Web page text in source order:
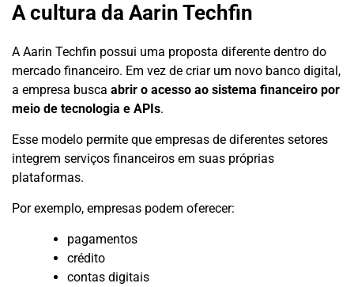
A cultura da Aarin Techfin
A Aarin Techfin possui uma proposta diferente dentro do
mercado financeiro. Em vez de criar um novo banco digital,
a empresa busca abrir o acesso ao sistema financeiro por
meio de tecnologia e APIs.
Esse modelo permite que empresas de diferentes setores
integrem serviços financeiros em suas próprias
plataformas.
Por exemplo, empresas podem oferecer:
pagamentos
crédito
contas digitais